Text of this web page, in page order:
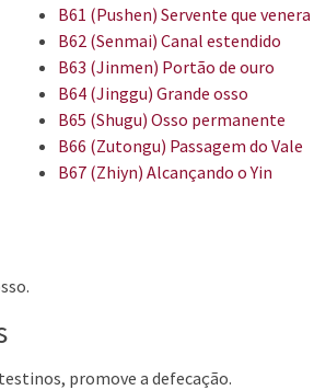
B61 (Pushen) Servente que venera
B62 (Senmai) Canal estendido
B63 (Jinmen) Portão de ouro
B64 (Jinggu) Grande osso
B65 (Shugu) Osso permanente
B66 (Zutongu) Passagem do Vale
B67 (Zhiyn) Alcançando o Yin
promove a defecação.